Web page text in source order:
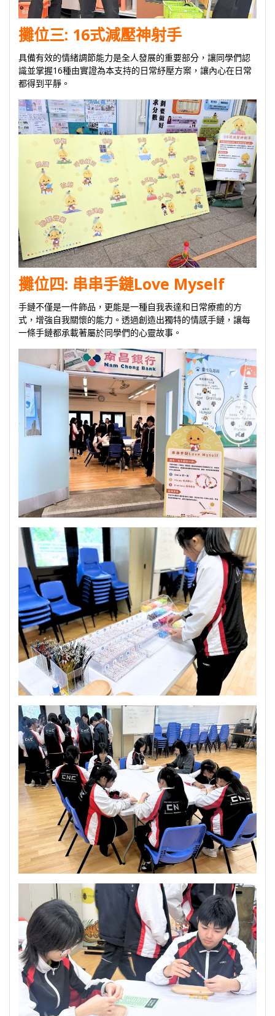
攤位三: 16式減壓神射手
具備有效的情緒調節能力是全人發展的重要部分，讓同學們認
識並掌握16種由實證為本支持的日常紓壓方案，讓內心在日常
都得到平靜。
攤位四: 串串手鏈Love Myself
手鏈不僅是一件飾品，更能是一種自我表達和日常療癒的方
式，增強自我關懷的能力。透過創造出獨特的情感手鏈，讓每
一條手鏈都承載著屬於同學們的心靈故事。